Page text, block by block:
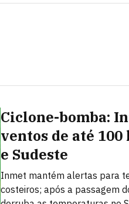
Ciclone-bomba:
ventos de até
e Sudeste
Inmet mantém alertas para
costeiros; após a passagem